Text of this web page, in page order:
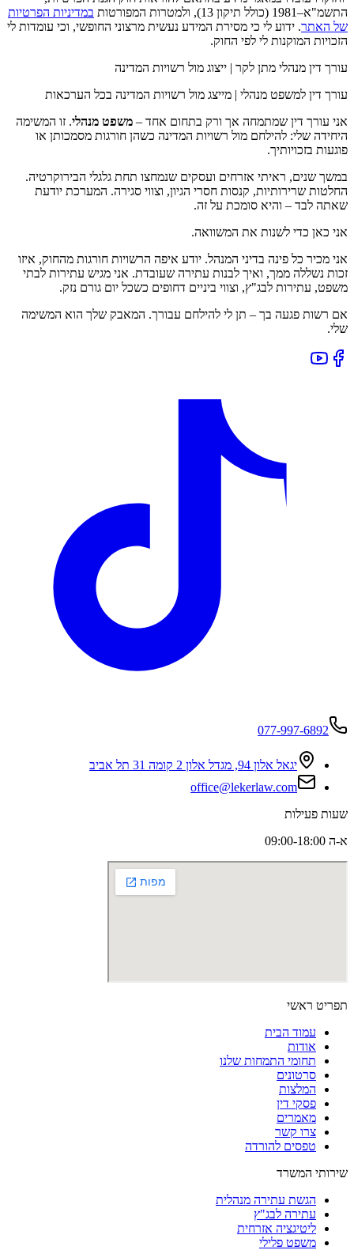
התשמ"א–1981 (כולל תיקון 13), ולמטרות המפורטות
במדיניות הפרטיות
של האתר. ידוע לי כי מסירת המידע נעשית מרצוני החופשי, וכי עומדות לי
הזכויות המוקנות לי לפי החוק.
עורך דין מנהלי מתן לקר | ייצוג מול רשויות המדינה
עורך דין למשפט מנהלי | מייצג מול רשויות המדינה בכל הערכאות
אני עורך דין שמתמחה אך ורק בתחום אחד – משפט מנהלי. זו המשימה
היחידה שלי: להילחם מול רשויות המדינה כשהן חורגות מסמכותן או
פוגעות בזכויותיך.
במשך שנים, ראיתי אזרחים ועסקים שנמחצו תחת גלגלי הבירוקרטיה.
החלטות שרירותיות, קנסות חסרי הגיון, וצווי סגירה. המערכת יודעת
שאתה לבד – והיא סומכת על זה.
אני כאן כדי לשנות את המשוואה.
אני מכיר כל פינה בדיני המנהל. יודע איפה הרשויות חורגות מהחוק, איזו
זכות נשללה ממך, ואיך לבנות עתירה שעובדת. אני מגיש עתירות לבתי
משפט, עתירות לבג"ץ, וצווי ביניים דחופים כשכל יום גורם נזק.
אם רשות פגעה בך – תן לי להילחם עבורך. המאבק שלך הוא המשימה
שלי.
077-997-6892
יגאל אלון 94, מגדל אלון 2 קומה 31 תל אביב
office@lekerlaw.com
שעות פעילות
א-ה 09:00-18:00
תפריט ראשי
עמוד הבית
אודות
תחומי התמחות שלנו
סרטונים
המלצות
פסקי דין
מאמרים
צרו קשר
טפסים להורדה
שירותי המשרד
הגשת עתירה מנהלית
עתירה לבג"ץ
ליטיגציה אזרחית
משפט פלילי